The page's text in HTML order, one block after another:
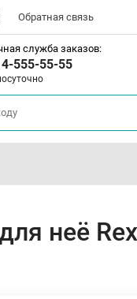
Обратная связь
служба заказов:
555-55-55
неё